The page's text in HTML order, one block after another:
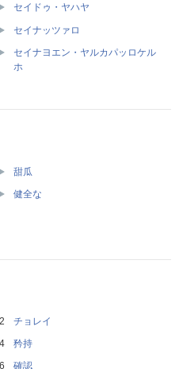
セイドゥ・ヤハヤ
セイナッツァロ
セイナヨエン・ヤルカパッロケル
ホ
甜瓜
健全な
チョレイ
矜持
確認